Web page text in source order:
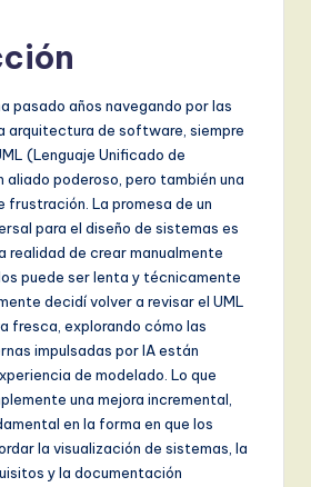
pasado años navegando por las
arquitectura de software, siempre
(Lenguaje Unificado de
aliado poderoso, pero también una
frustración. La promesa de un
para el diseño de sistemas es
realidad de crear manualmente
puede ser lenta y técnicamente
decidí volver a revisar el UML
fresca, explorando cómo las
impulsadas por IA están
de modelado. Lo que
una mejora incremental,
en la forma en que los
la visualización de sistemas, la
y la documentación